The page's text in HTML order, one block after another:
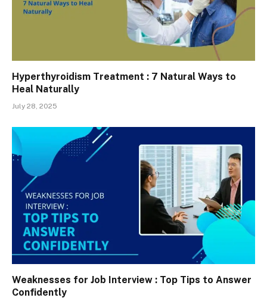
Hyperthyroidism Treatment : 7 Natural Ways to
Heal Naturally
July 28, 2025
Weaknesses for Job Interview : Top Tips to Answer
Confidently